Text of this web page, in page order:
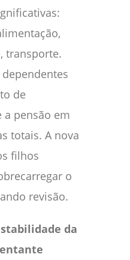
transporte.
de
pensão em
totais. A nova
filhos
o
revisão.
da